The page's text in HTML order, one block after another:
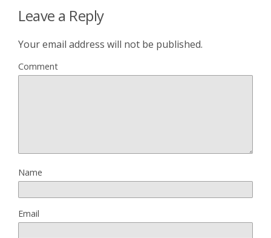
Leave a Reply
Your email address will not be published.
Comment
Name
Email